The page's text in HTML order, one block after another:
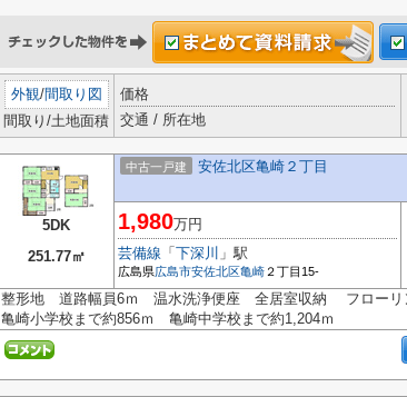
外観/間取り図
間取り/土地面積
価格
交通 / 所在地
5DK
251.77㎡
中古一戸建 安佐北区亀崎２丁目
1,980万円
芸備線 「 下深川 」駅
広島県広島市安佐北区亀崎 ２丁目15-
整形地 道路幅員6ｍ 温水洗浄便座 全居室収納 フロー
亀崎小学校まで約856ｍ 亀崎中学校まで約1,204ｍ